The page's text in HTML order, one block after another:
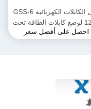
ناقل الكابلات الكهربائية GSS-6
12kN لوضع كابلات الطاقة تحت
الأرض
احصل على أفضل سعر